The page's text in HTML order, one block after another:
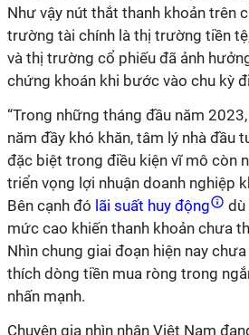
Như vậy nút thắt thanh khoản trên
trường tài chính là thị trường tiền
và thị trường cổ phiếu đã ảnh
chứng khoán khi bước vào chu kỳ
“Trong những tháng đầu năm
năm đầy khó khăn, tâm lý nhà đầu
đặc biệt trong điều kiện vĩ mô còn
triển vọng lợi nhuận doanh nghiệp
Bên cạnh đó lãi suất huy động
dù
mức cao khiến thanh khoản chưa
Nhìn chung giai đoạn hiện nay
thích dòng tiền mua ròng trong
nhấn mạnh.
Chuyên gia nhìn nhận Việt Nam